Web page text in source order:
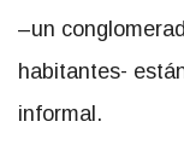
–un
habitantes-
informal.